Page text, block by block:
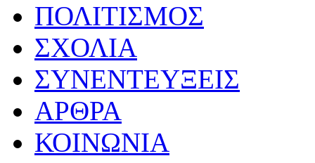
ΠΟΛΙΤΙΣΜΟΣ
ΣΧΟΛΙΑ
ΣΥΝΕΝΤΕΥΞΕΙΣ
ΑΡΘΡΑ
ΚΟΙΝΩΝΙΑ